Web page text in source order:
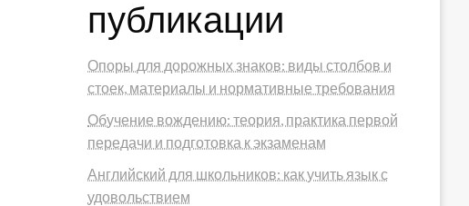
публикации
Опоры для дорожных знаков: виды столбов и
стоек, материалы и нормативные требования
Обучение вождению: теория, практика первой
передачи и подготовка к экзаменам
Английский для школьников: как учить язык с
удовольствием